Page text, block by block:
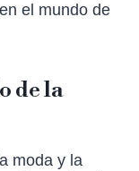
el mundo de
de la
moda y la